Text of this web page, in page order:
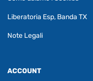
Liberatoria Esp, Banda TX
Note Legali
ACCOUNT